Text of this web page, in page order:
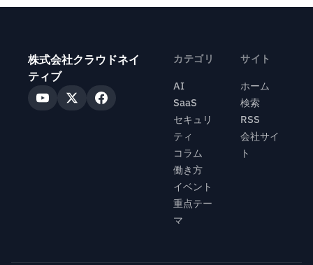
株式会社クラウドネイ
ティブ
カテゴリ
AI
SaaS
セキュリ
ティ
コラム
働き方
イベント
重点テー
マ
サイト
ホーム
検索
RSS
会社サイ
ト